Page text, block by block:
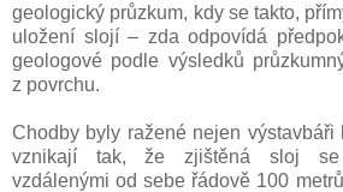
geologický průzkum, kdy se takto,
uložení slojí – zda odpovídá
geologové podle výsledků
z povrchu.
Chodby byly ražené nejen výstavbáři
vznikají tak, že zjištěná sloj se
vzdálenými od sebe řádově 100